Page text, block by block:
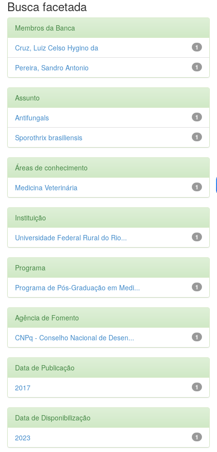
Busca facetada
Membros da Banca
1
Cruz, Luiz Celso Hygino da
1
Pereira, Sandro Antonio
Assunto
1
Antifungals
1
Sporothrix brasiliensis
Áreas de conhecimento
1
Medicina Veterinária
Instituição
1
Universidade Federal Rural do Rio...
Programa
1
Programa de Pós-Graduação em Medi...
Agência de Fomento
1
CNPq - Conselho Nacional de Desen...
Data de Publicação
1
2017
Data de Disponibilização
1
2023